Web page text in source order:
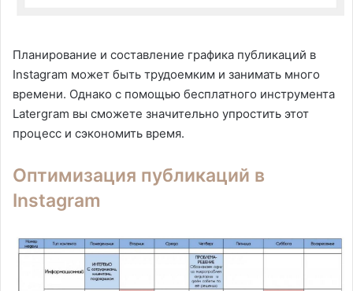
Планирование и составление графика публикаций в
Instagram может быть трудоемким и занимать много
времени. Однако с помощью бесплатного инструмента
Latergram вы сможете значительно упростить этот
процесс и сэкономить время.
Оптимизация публикаций в
Instagram